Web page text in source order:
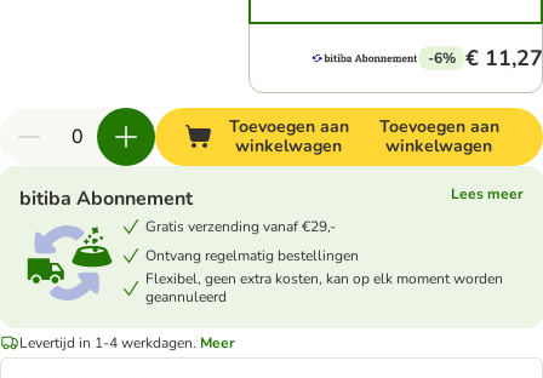
-6% € 11,27
Toevoegen aan
winkelwagen
Toevoegen aan
winkelwagen
bitiba Abonnement
Lees meer
Gratis verzending vanaf €29,-
Ontvang regelmatig bestellingen
Flexibel, geen extra kosten, kan op elk moment worden
geannuleerd
Levertijd in 1-4 werkdagen. Meer